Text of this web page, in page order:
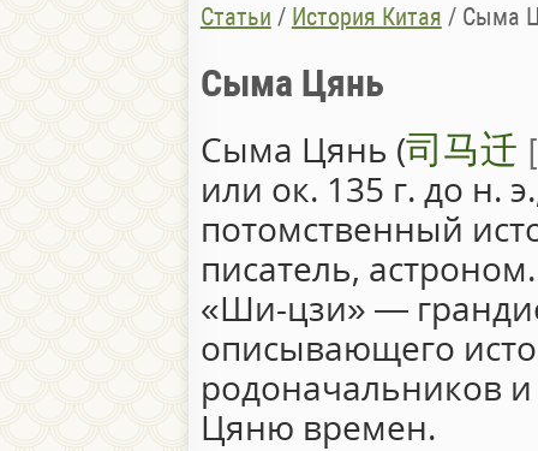
Статьи / История Китая / Сыма
Сыма Цянь
Сыма Цянь (司马迁
или ок. 135 г. до н.
потомственный
писатель,
«Ши-цзи» —
описывающего
родоначальников
Цяню времен.